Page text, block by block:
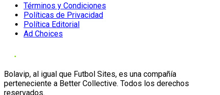
Términos y Condiciones
Políticas de Privacidad
Política Editorial
Ad Choices
Bolavip, al igual que Futbol Sites, es una compañía
perteneciente a Better Collective. Todos los derechos
reservados.